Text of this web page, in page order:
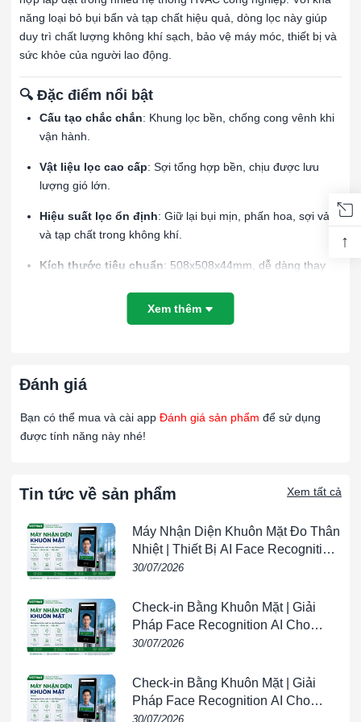
năng loại bỏ bụi bẩn và tạp chất hiệu quả, dòng lọc này giúp
duy trì chất lượng không khí sạch, bảo vệ máy móc, thiết bị và
sức khỏe của người lao động.
🔍 Đặc điểm nổi bật
Cấu tạo chắc chắn: Khung lọc bền, chống cong vênh khi
vận hành.
Vật liệu lọc cao cấp: Sợi tổng hợp bền, chịu được lưu
lượng gió lớn.
Hiệu suất lọc ổn định: Giữ lại bụi mịn, phấn hoa, sợi vải
và tạp chất trong không khí.
Kích thước tiêu chuẩn: 508x508x44mm, dễ dàng thay
: Sử dụng trong AHU, FCU, phòng
Nhà xưởng sản xuất
phẩm.
Ngành công nghiệp điện tử
Hệ thống HVAC công nghiệp
: AHU, FCU, điều hòa trung
Tòa nhà thương mại, bệnh viện, phòng thí nghiệm.
🌟 Lợi ích khi sử dụng Amair 300E
✅ Cải thiện chất lượng không khí trong khu vực sản xuất.
✅ Kéo dài tuổi thọ cho các bộ lọc tinh, lọc HEPA phía sau.
✅ Tiết kiệm chi phí bảo trì hệ thống HVAC.
Xem thêm
Đánh giá
Bạn có thể mua và cài app Đánh giá sản phẩm để sử dụng
được tính năng này nhé!
Tin tức về sản phẩm Xem tất cả
Máy Nhận Diện Khuôn Mặt Đo Thân
Nhiệt | Thiết Bị AI Face Recognition
& Temperature Screening |
30/07/2026
Check-in Bằng Khuôn Mặt | Giải
Pháp Face Recognition AI Cho
Doanh Nghiệp | VIETPHAT
30/07/2026
Check-in Bằng Khuôn Mặt | Giải
Pháp Face Recognition AI Cho
Doanh Nghiệp | VIETPHAT
30/07/2026
↑